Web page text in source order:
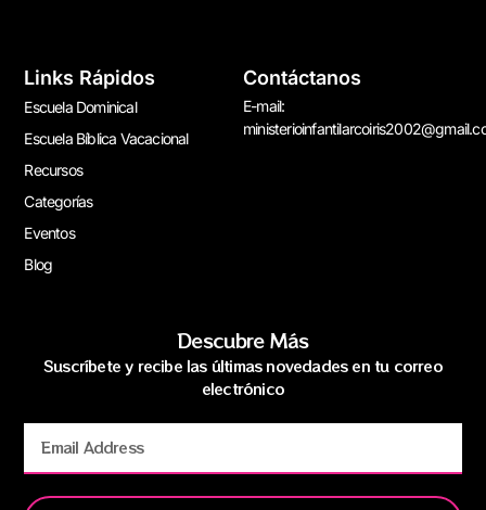
Links Rápidos
Escuela Dominical
Escuela Bíblica Vacacional
Recursos
Categorías
Eventos
Blog
Contáctanos
E-mail:
Descubre Más
Suscríbete y recibe las últimas novedades en tu correo
electrónico